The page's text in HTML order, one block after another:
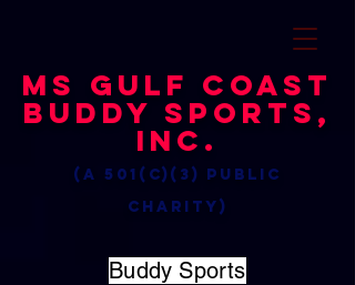
MS Gulf Coast
Buddy Sports,
Inc.
(a 501(c)(3) public
charity)
Buddy Sports